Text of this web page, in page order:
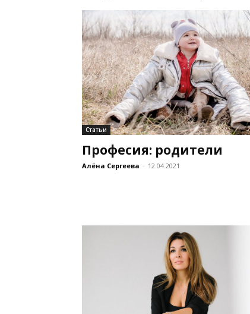
Статьи
Професия: родители
Алёна Сергеева - 12.04.2021